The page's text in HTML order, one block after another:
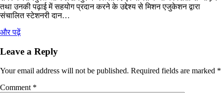
तथा उनकी पढ़ाई में सहयोग प्रदान करने के उद्देश्य से मिशन एजुकेशन द्वारा
संचालित स्टेशनरी दान…
और पढ़ें
Leave a Reply
Your email address will not be published. Required fields are marked *
Comment *